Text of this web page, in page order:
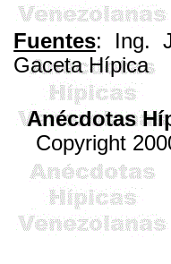
Fuentes: Ing.
Gaceta Hípica
Anécdotas
Copyright